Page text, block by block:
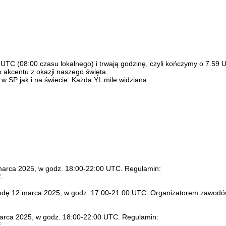
(08:00 czasu lokalnego) i trwają godzinę, czyli kończymy o 7.59
z okazji naszego święta.
SP jak i na świecie. Każda YL mile widziana.
2025, w godz. 18:00-22:00 UTC. Regulamin:
12 marca 2025, w godz. 17:00-21:00 UTC. Organizatorem
2025, w godz. 18:00-22:00 UTC. Regulamin: